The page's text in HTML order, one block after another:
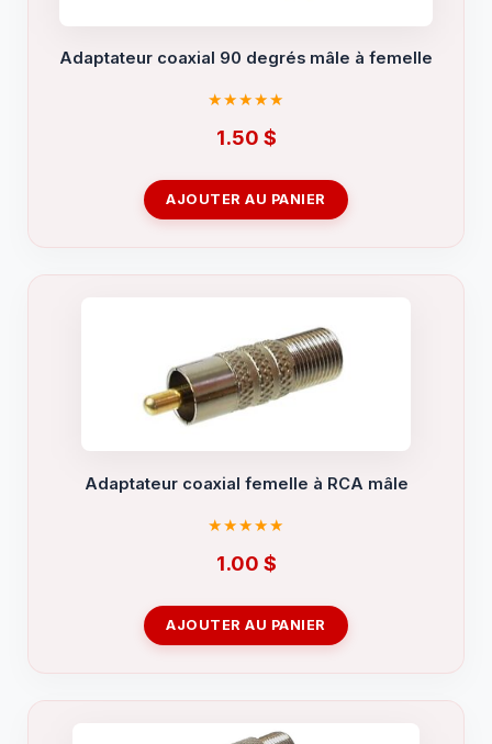
Adaptateur coaxial 90 degrés mâle à femelle
1.50 $
AJOUTER AU PANIER
Adaptateur coaxial femelle à RCA mâle
1.00 $
AJOUTER AU PANIER